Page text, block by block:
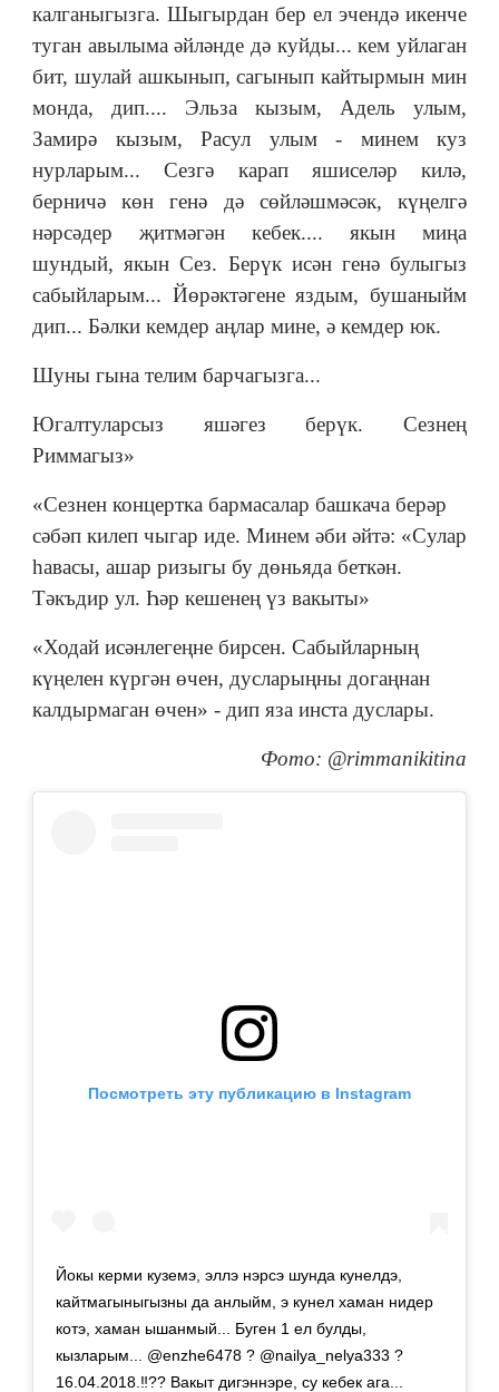
калганыгызга. Шыгырдан бер ел эчендә икенче
туган авылыма әйләнде дә куйды... кем уйлаган
бит, шулай ашкынып, сагынып кайтырмын мин
монда, дип.... Эльза кызым, Адель улым,
Замирә кызым, Расул улым - минем куз
нурларым... Сезгә карап яшиселәр килә,
берничә көн генә дә сөйләшмәсәк, күңелгә
нәрсәдер җитмәгән кебек.... якын миңа
шундый, якын Сез. Берүк исән генә булыгыз
сабыйларым... Йөрәктәгене яздым, бушаныйм
дип... Бәлки кемдер аңлар мине, ә кемдер юк.
Шуны гына телим барчагызга...
Югалтуларсыз яшәгез берүк. Сезнең
Риммагыз»
«Сезнен концертка бармасалар башкача берәр
сәбәп килеп чыгар иде. Минем әби әйтә: «Сулар
һавасы, ашар ризыгы бу дөньяда беткән.
Тәкъдир ул. Һәр кешенең үз вакыты»
«Ходай исәнлегеңне бирсен. Сабыйларның
күңелен күргән өчен, дусларыңны догаңнан
калдырмаган өчен» - дип яза инста дуслары.
Фото: @rimmanikitina
Посмотреть эту публикацию в Instagram
Йокы керми куземэ, эллэ нэрсэ шунда кунелдэ,
кайтмагыныгызны да анлыйм, э кунел хаман нидер
котэ, хаман ышанмый... Буген 1 ел булды,
кызларым... @enzhe6478 ? @nailya_nelya333 ?
16.04.2018.‼️?? Вакыт дигэннэре, су кебек ага...